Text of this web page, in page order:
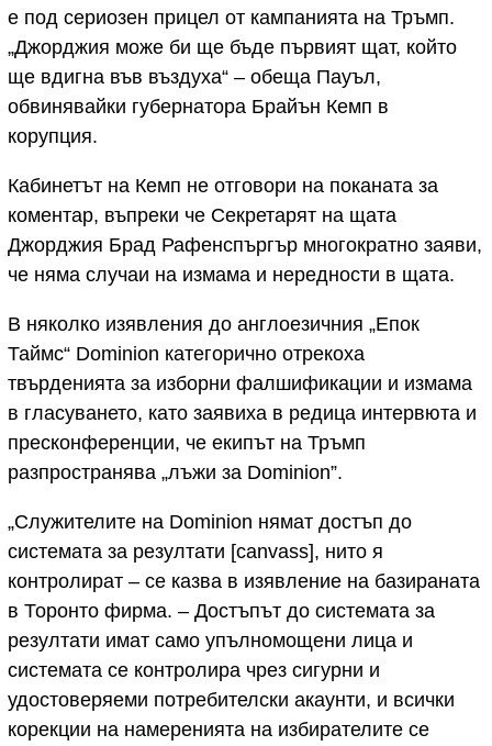
е под сериозен прицел от кампанията на Тръмп.
„Джорджия може би ще бъде първият щат, който
ще вдигна във въздуха“ – обеща Пауъл,
обвинявайки губернатора Брайън Кемп в
корупция.
Кабинетът на Кемп не отговори на поканата за
коментар, въпреки че Секретарят на щата
Джорджия Брад Рафенспъргър многократно заяви,
че няма случаи на измама и нередности в щата.
В няколко изявления до англоезичния „Епок
Таймс“ Dominion категорично отрекоха
твърденията за изборни фалшификации и измама
в гласуването, като заявиха в редица интервюта и
пресконференции, че екипът на Тръмп
разпространява „лъжи за Dominion”.
„Служителите на Dominion нямат достъп до
системата за резултати [canvass], нито я
контролират – се казва в изявление на базираната
в Торонто фирма. – Достъпът до системата за
резултати имат само упълномощени лица и
системата се контролира чрез сигурни и
удостоверяеми потребителски акаунти, и всички
корекции на намеренията на избирателите се